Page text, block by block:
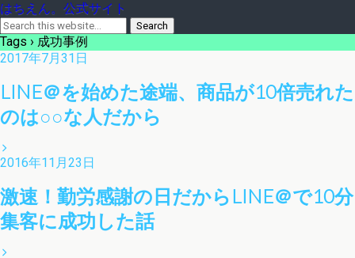
はちえん。公式サイト
Tags › 成功事例
2017年7月31日
LINE＠を始めた途端、商品が10倍売れた
のは○○な人だから
2016年11月23日
激速！勤労感謝の日だからLINE＠で10分
集客に成功した話